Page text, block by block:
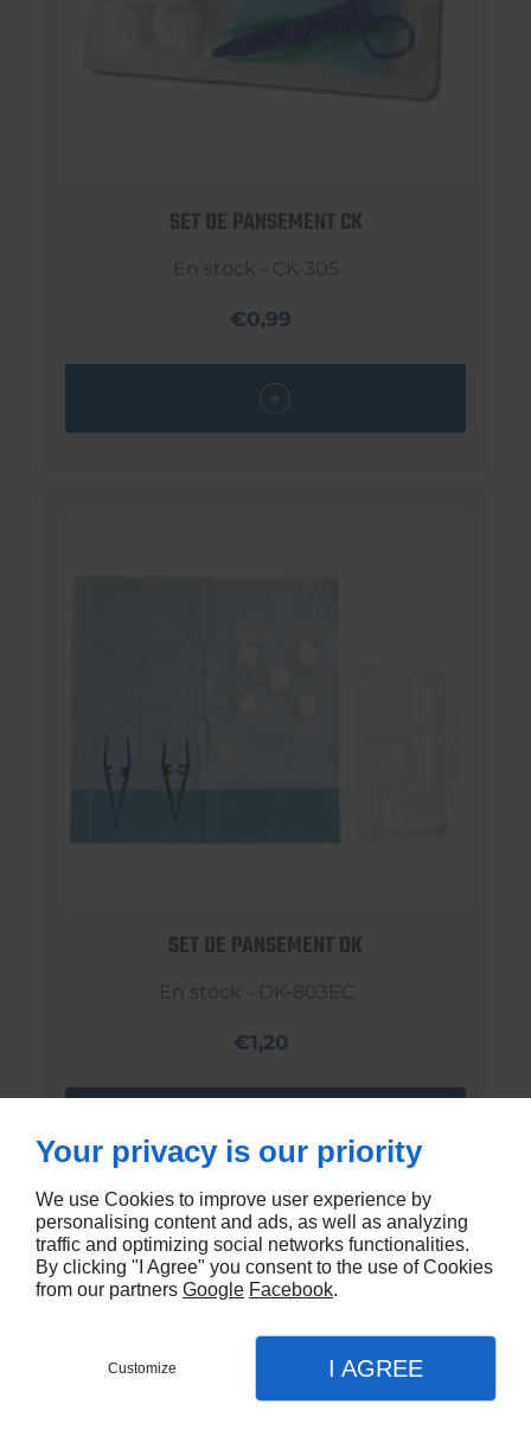
SET DE PANSEMENT CK
En stock - CK-305
€0,99
SET DE PANSEMENT DK
En stock - DK-803EC
€1,20
Your privacy is our priority
We use Cookies to improve user experience by
personalising content and ads, as well as analyzing
traffic and optimizing social networks functionalities.
By clicking "I Agree" you consent to the use of Cookies
from our partners Google Facebook.
Customize I AGREE